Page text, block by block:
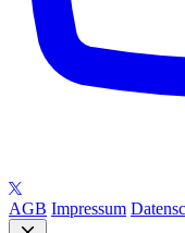
AGB Impressum